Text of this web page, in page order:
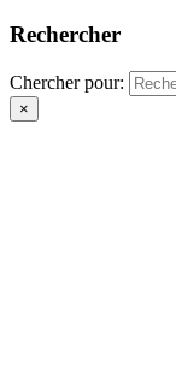
Rechercher
Chercher pour:
×